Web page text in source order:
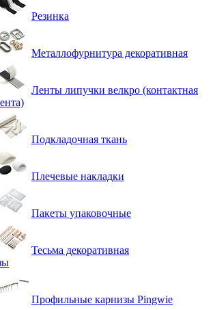
Резинка
Металлофурнитура декоративная
Ленты липучки велкро (контактная
Подкладочная ткань
Плечевые накладки
Пакеты упаковочные
Тесьма декоративная
Профильные карнизы Pingwie